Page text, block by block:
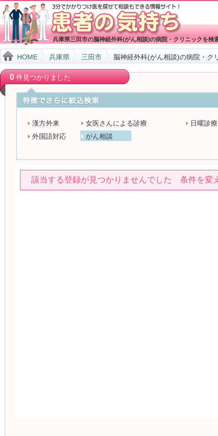
兵庫県三田市の脳神経外科(がん相談)の病院・クリニックを検
HOME 兵庫県 三田市 脳神経外科(がん相談)の病院・ク
0件見つかりました
漢方外来 女医さんによる診療
日曜診療
外国語対応
がん相談
該当する登録が見つかりませんでした 条件を